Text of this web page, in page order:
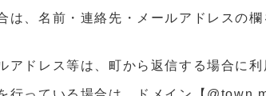
は、名前・連絡先・メールアドレスの
アドレス等は、町から返信する場合に利